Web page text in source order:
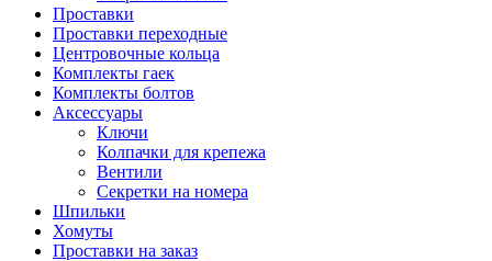
Проставки
Проставки переходные
Центровочные кольца
Комплекты гаек
Комплекты болтов
Аксессуары
Ключи
Колпачки для крепежа
Вентили
Секретки на номера
Шпильки
Хомуты
Проставки на заказ